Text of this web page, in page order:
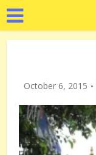
October 6, 2015